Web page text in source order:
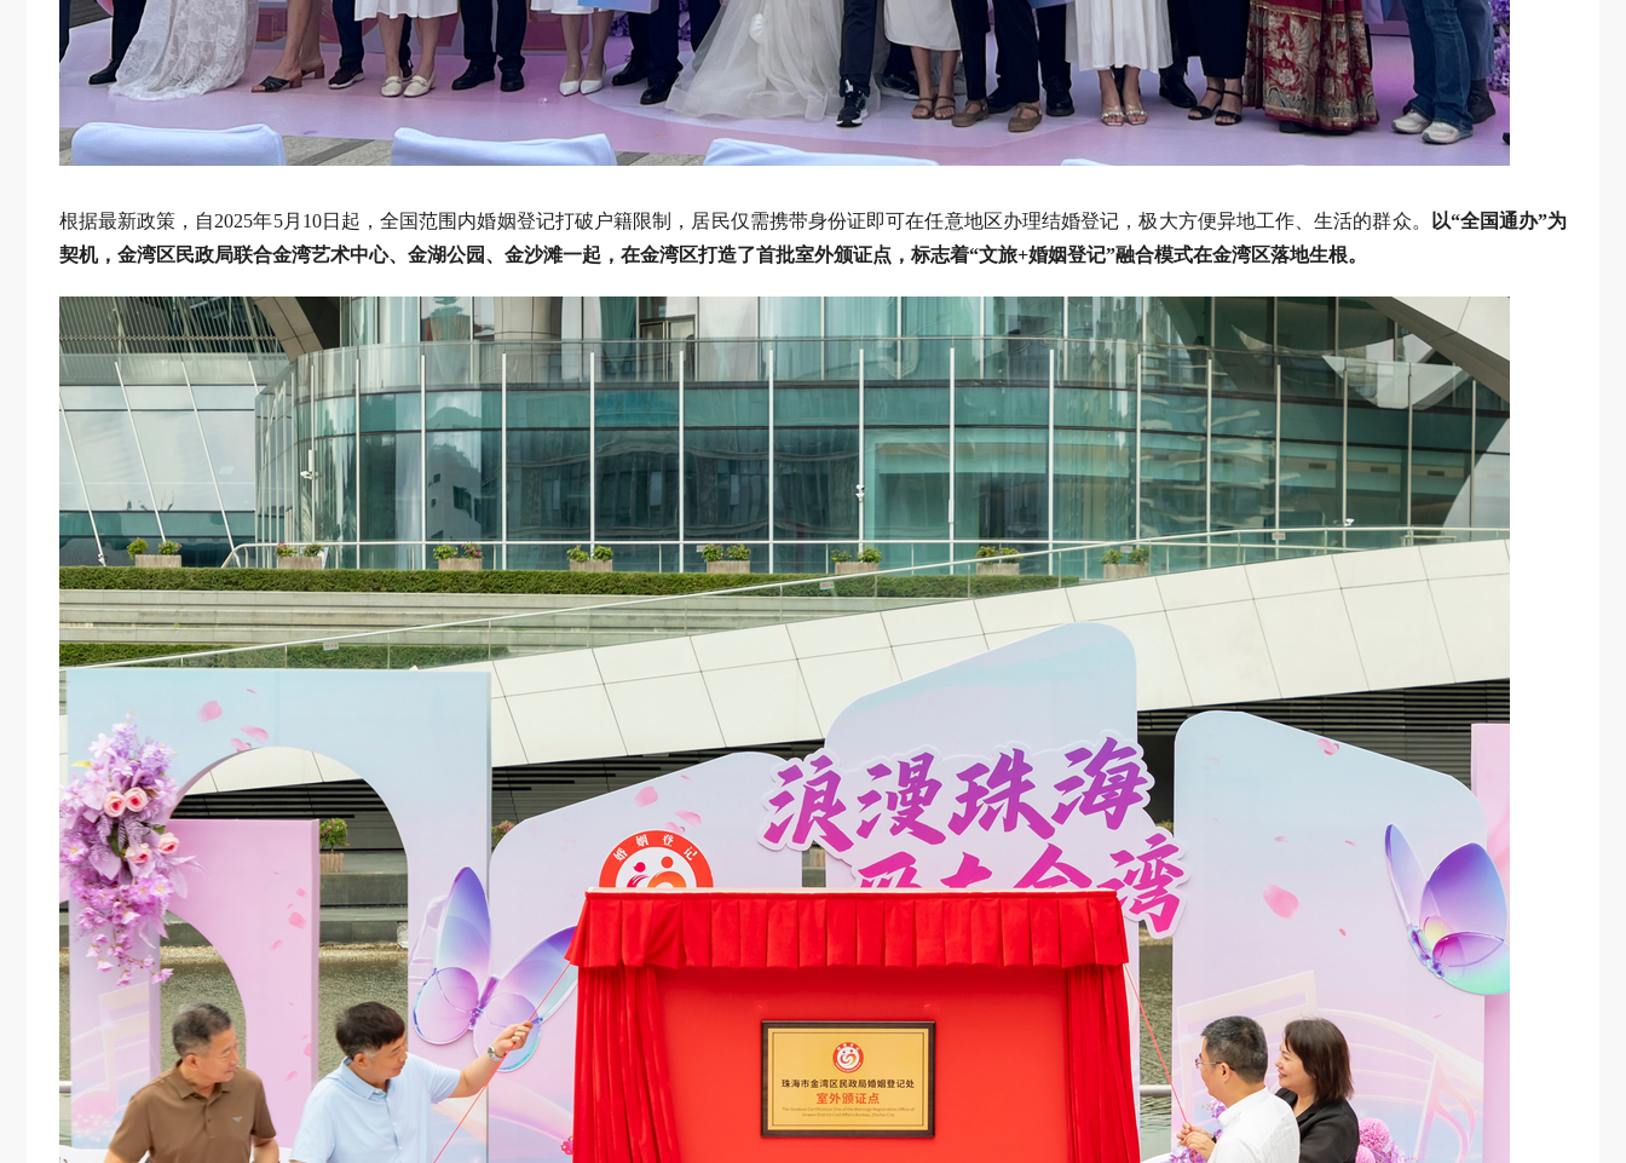
根据最新政策，自2025年5月10日起，全国范围内婚姻登记打破户籍限制，居民仅需携带身份证即可在任意地区办理结婚登记，极大方便异地工作、生活的群众。
以“全国通办”为
契机，金湾区民政局联合金湾艺术中心、金湖公园、金沙滩一起，在金湾区打造了首批室外颁证点，标志着“文旅+婚姻登记”融合模式在金湾区落地生根。